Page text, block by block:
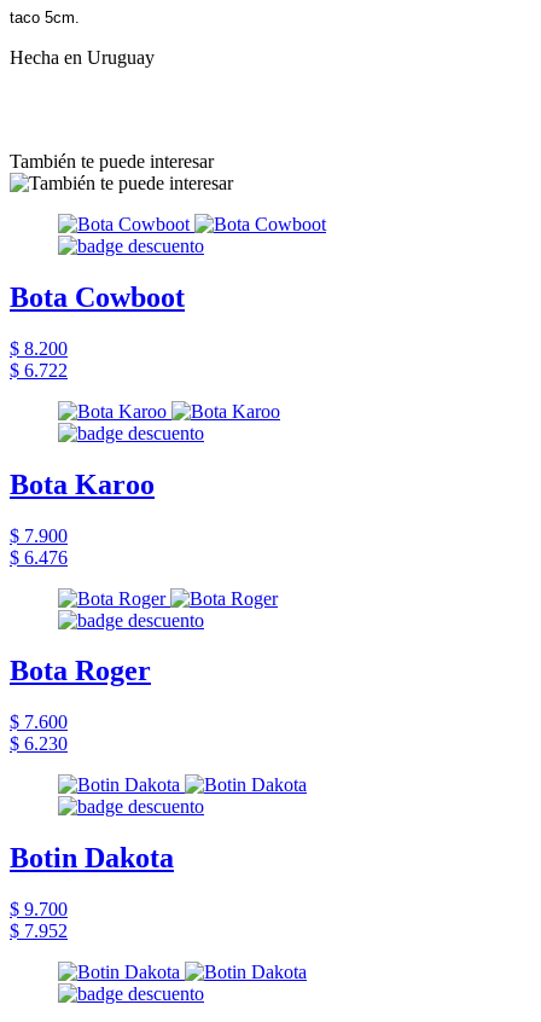
taco 5cm.
Hecha en Uruguay
También te puede interesar
Bota Cowboot
$ 8.200
$ 6.722
Bota Karoo
$ 7.900
$ 6.476
Bota Roger
$ 7.600
$ 6.230
Botin Dakota
$ 9.700
$ 7.952